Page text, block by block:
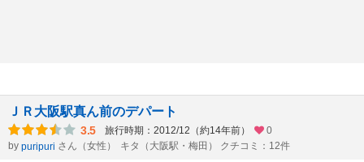
ＪＲ大阪駅真ん前のデパート
3.5 旅行時期：2012/12（約14年前）
0
by puripuri さん（女性） キタ（大阪駅・梅田） クチコミ：12件